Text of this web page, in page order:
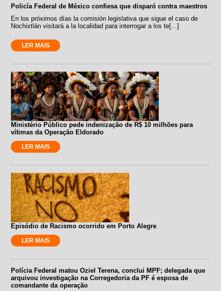
Policía Federal de México confiesa que disparó contra maestros
En los próximos días la comisión legislativa que sigue el caso de
Nochixtlán visitará a la localidad para interrogar a los te[...]
LER MAIS
Ministério Público pede indenização de R$ 10 milhões para
vítimas da Operação Eldorado
LER MAIS
Episódio de Racismo ocorrido em Porto Alegre
LER MAIS
Polícia Federal matou Oziel Terena, conclui MPF; delegada que
arquivou investigação na Corregedoria da PF é esposa de
comandante da operação